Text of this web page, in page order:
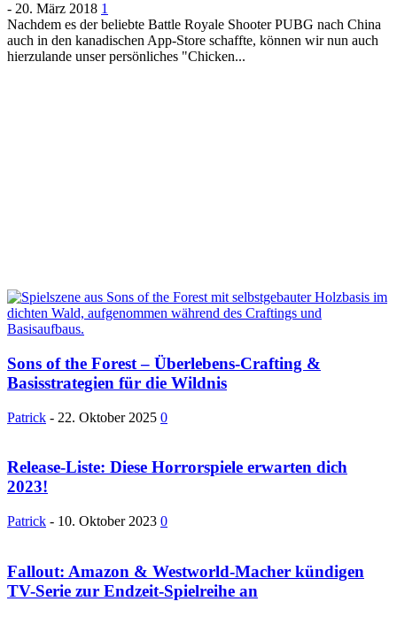
- 20. März 2018 1
Nachdem es der beliebte Battle Royale Shooter PUBG nach China
auch in den kanadischen App-Store schaffte, können wir nun auch
hierzulande unser persönliches "Chicken...
Sons of the Forest – Überlebens-Crafting &
Basisstrategien für die Wildnis
Patrick - 22. Oktober 2025 0
Release-Liste: Diese Horrorspiele erwarten dich
2023!
Patrick - 10. Oktober 2023 0
Fallout: Amazon & Westworld-Macher kündigen
TV-Serie zur Endzeit-Spielreihe an